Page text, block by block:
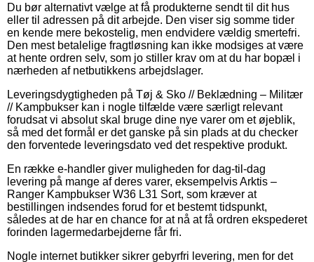
Du bør alternativt vælge at få produkterne sendt til dit hus
eller til adressen på dit arbejde. Den viser sig somme tider
en kende mere bekostelig, men endvidere vældig smertefri.
Den mest betalelige fragtløsning kan ikke modsiges at være
at hente ordren selv, som jo stiller krav om at du har bopæl i
nærheden af netbutikkens arbejdslager.
Leveringsdygtigheden på Tøj & Sko // Beklædning – Militær
// Kampbukser kan i nogle tilfælde være særligt relevant
forudsat vi absolut skal bruge dine nye varer om et øjeblik,
så med det formål er det ganske på sin plads at du checker
den forventede leveringsdato ved det respektive produkt.
En række e-handler giver muligheden for dag-til-dag
levering på mange af deres varer, eksempelvis Arktis –
Ranger Kampbukser W36 L31 Sort, som kræver at
bestillingen indsendes forud for et bestemt tidspunkt,
således at de har en chance for at nå at få ordren ekspederet
forinden lagermedarbejderne får fri.
Nogle internet butikker sikrer gebyrfri levering, men for det